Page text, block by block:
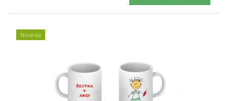
Novinka